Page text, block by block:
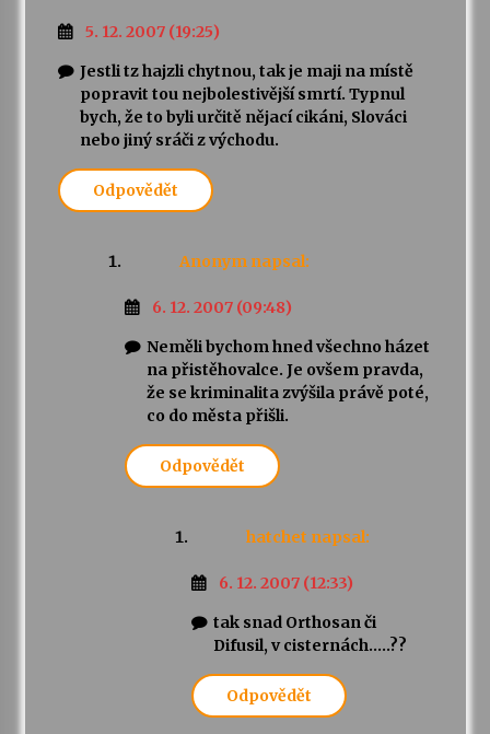
5. 12. 2007 (19:25)
Jestli tz hajzli chytnou, tak je maji na místě
popravit tou nejbolestivější smrtí. Typnul
bych, že to byli určitě nějací cikáni, Slováci
nebo jiný sráči z východu.
Odpovědět
Anonym napsal:
6. 12. 2007 (09:48)
Neměli bychom hned všechno házet
na přistěhovalce. Je ovšem pravda,
že se kriminalita zvýšila právě poté,
co do města přišli.
Odpovědět
hatchet napsal:
6. 12. 2007 (12:33)
tak snad Orthosan či
Difusil, v cisternách…..??
Odpovědět